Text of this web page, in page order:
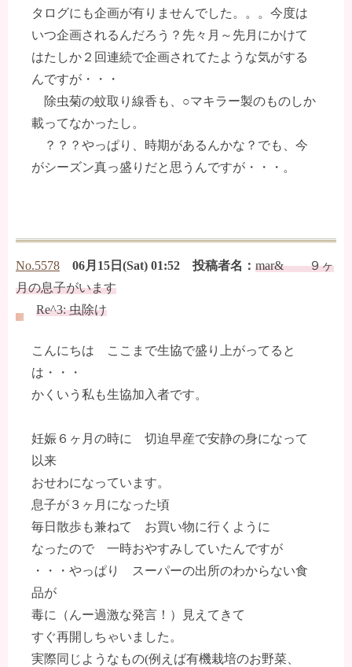
タログにも企画が有りませんでした。。。今度は
いつ企画されるんだろう？先々月～先月にかけて
はたしか２回連続で企画されてたような気がする
んですが・・・
除虫菊の蚊取り線香も、○マキラー製のものしか
載ってなかったし。
？？？やっぱり、時期があるんかな？でも、今
がシーズン真っ盛りだと思うんですが・・・。
No.5578 06月15日(Sat) 01:52 投稿者名： mar& ９ヶ
月の息子がいます
Re^3: 虫除け
こんにちは ここまで生協で盛り上がってると
は・・・
かくいう私も生協加入者です。
妊娠６ヶ月の時に 切迫早産で安静の身になって
以来
おせわになっています。
息子が３ヶ月になった頃
毎日散歩も兼ねて お買い物に行くように
なったので 一時おやすみしていたんですが
・・・やっぱり スーパーの出所のわからない食
品が
毒に（んー過激な発言！）見えてきて
すぐ再開しちゃいました。
実際同じようなもの(例えば有機栽培のお野菜、